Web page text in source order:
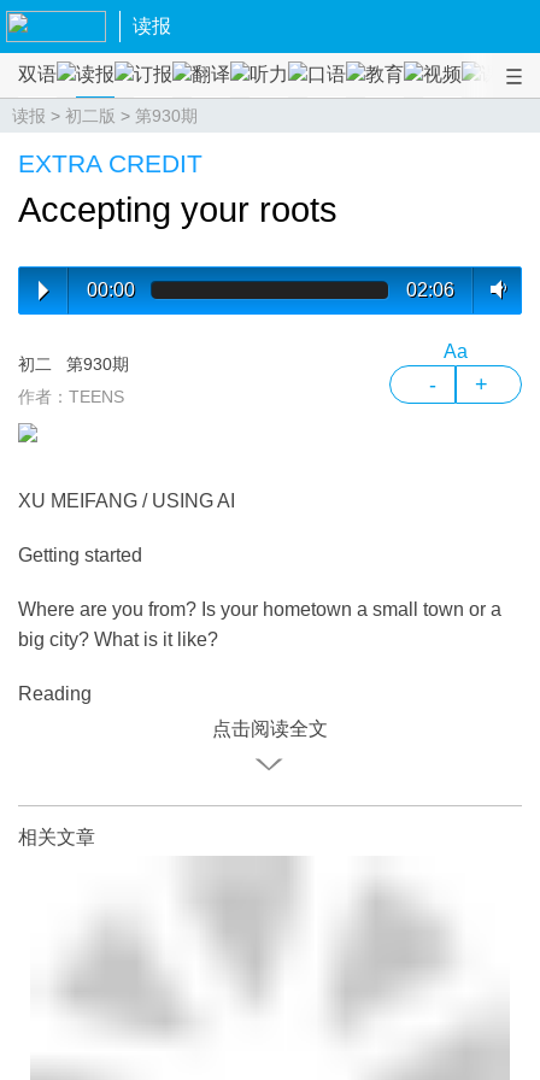
读报
双语 读报 订报 翻译 听力 口语 教育 视频 课程
读报 > 初二版 > 第930期
EXTRA CREDIT
Accepting your roots
00:00 02:06
初二
第930期
作者：TEENS
Aa
- +
XU MEIFANG / USING AI
Getting started
Where are you from? Is your hometown a small town or a
big city? What is it like?
Reading
点击阅读全文
相关文章